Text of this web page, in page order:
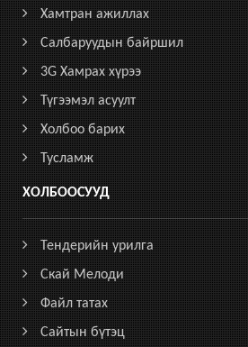
Хамтран ажиллах
Салбаруудын байршил
3G Хамрах хүрээ
Түгээмэл асуулт
Холбоо барих
Тусламж
ХОЛБООСУУД
Тендерийн урилга
Скай Мелоди
Файл татах
Сайтын бүтэц